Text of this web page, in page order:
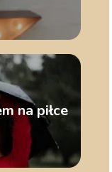
na piłce